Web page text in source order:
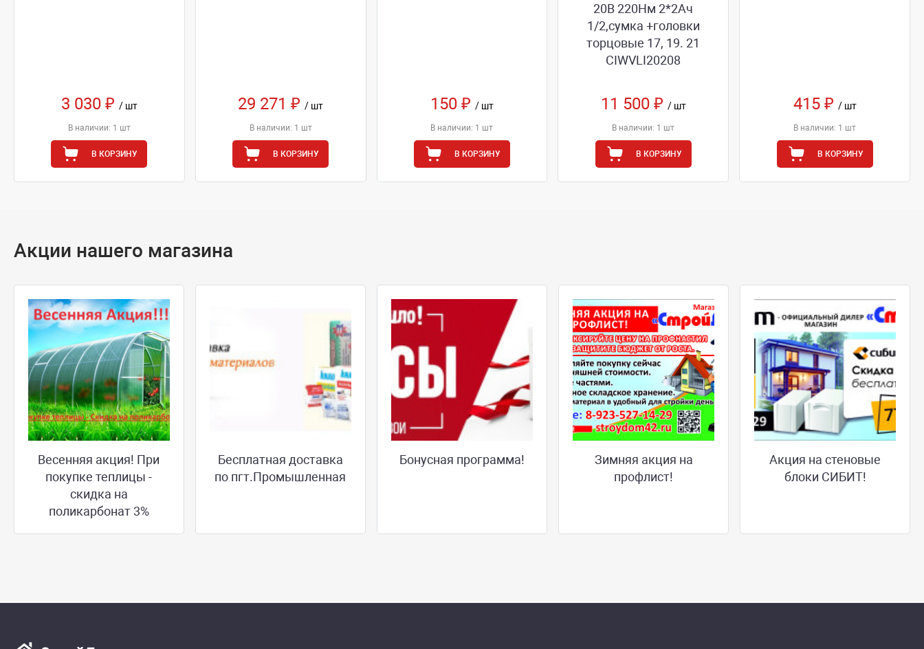
3 030 ₽ / шт
В наличии: 1 шт
В КОРЗИНУ
29 271 ₽/ шт
В наличии: 1 шт
В КОРЗИНУ
150 ₽ / шт
В наличии: 1 шт
В КОРЗИНУ
20B 220Hм 2*2Aч
1/2,сумка +головки
торцовые 17, 19. 21
CIWVLI20208
11 500 ₽ / шт
В наличии: 1 шт
В КОРЗИНУ
415 ₽ / шт
В наличии: 1 шт
В КОРЗИНУ
Акции нашего магазина
Весенняя акция! При
покупке теплицы -
скидка на
поликарбонат 3%
Бесплатная доставка
по пгт.Промышленная
Бонусная программа!
Зимняя акция на
профлист!
Акция на стеновые
блоки СИБИТ!